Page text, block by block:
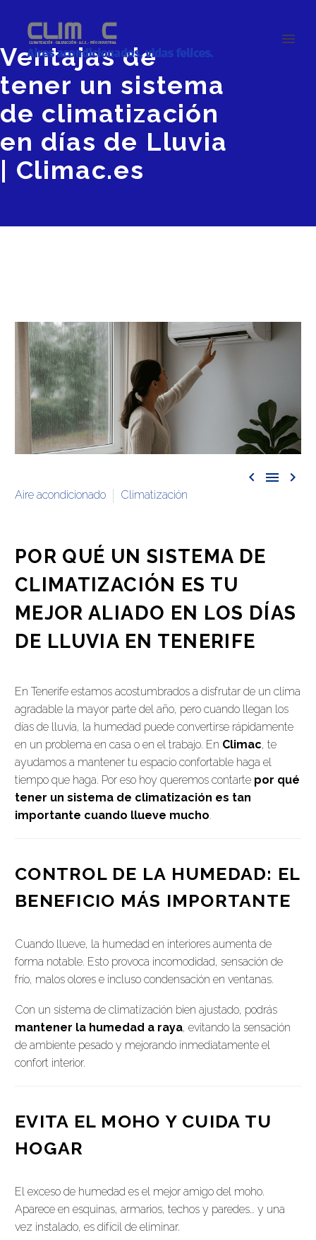
Ventajas de
tener un sistema
de climatización
en días de Lluvia
| Climac.es
  
Aire acondicionado Climatización
POR QUÉ UN SISTEMA DE
CLIMATIZACIÓN ES TU
MEJOR ALIADO EN LOS DÍAS
DE LLUVIA EN TENERIFE
En Tenerife estamos acostumbrados a disfrutar de un clima
agradable la mayor parte del año, pero cuando llegan los
días de lluvia, la humedad puede convertirse rápidamente
en un problema en casa o en el trabajo. En Climac, te
ayudamos a mantener tu espacio confortable haga el
tiempo que haga. Por eso hoy queremos contarte por qué
tener un sistema de climatización es tan
importante cuando llueve mucho.
CONTROL DE LA HUMEDAD: EL
BENEFICIO MÁS IMPORTANTE
Cuando llueve, la humedad en interiores aumenta de
forma notable. Esto provoca incomodidad, sensación de
frío, malos olores e incluso condensación en ventanas.
Con un sistema de climatización bien ajustado, podrás
mantener la humedad a raya, evitando la sensación
de ambiente pesado y mejorando inmediatamente el
confort interior.
EVITA EL MOHO Y CUIDA TU
HOGAR
El exceso de humedad es el mejor amigo del moho.
Aparece en esquinas, armarios, techos y paredes… y una
vez instalado, es difícil de eliminar.